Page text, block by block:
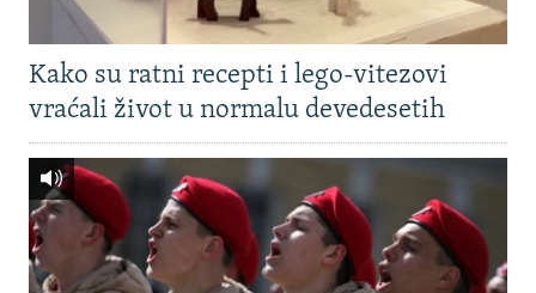
Kako su ratni recepti i lego-vitezovi
vraćali život u normalu devedesetih